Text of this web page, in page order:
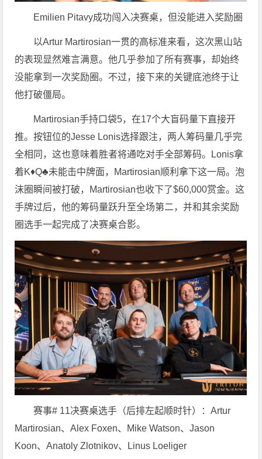
Emilien Pitavy成功闯入决赛桌，但没能进入奖励圈
以Artur Martirosian一贯的高标准来看，这次黑山站
的表现显然难言满意。他几乎参加了所有赛事，却始终
没能拿到一次奖励圈。不过，接下来的关键底池终于让
他打破僵局。
Martirosian手持口袋5，在17个大盲码量下直接开
推。按钮位的Jesse Lonis选择跟注，两人筹码量几乎完
全相同，这也意味着胜者将通吃对手全部筹码。Lonis拿
着K♦Q♣未能击中牌面，Martirosian顺利拿下这一局。泡
沫圈瞬间被打破，Martirosian也收下了$60,000赏金。这
手牌过后，他的筹码量跃升至全场第二，并和其余奖励
圈选手一起完成了决赛桌合影。
赛事# 11决赛桌选手（后排左起顺时针）：Artur
Martirosian、Alex Foxen、Mike Watson、Jason
Koon、Anatoly Zlotnikov、Linus Loeliger